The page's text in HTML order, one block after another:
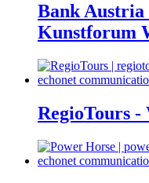
Bank
Kunstforum
RegioTours